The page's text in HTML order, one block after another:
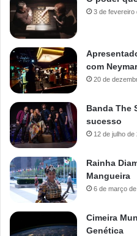
3 de fevereiro
com
20 de
Banda The
sucesso
12 de julho de
Rainha
Mangueira
6 de março
Cimeira
Genética